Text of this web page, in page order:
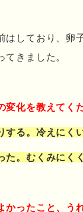
はしており、卵
てきました。
変化を教えてく
する。冷えにくい
た。むくみにく
かったこと、う